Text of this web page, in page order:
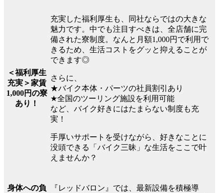
＜福利厚生
充実＞家賃
1,000円の寮
あり！
充実した福利厚生も、同社ならではの大きな
魅力です。中でも注目すべきは、全店舗に完
備された寮制度。なんと月額1,000円で利用で
きるため、生活コストをグッと抑えることが
できます◎
さらに、
★バイク本体・パーツの社員割引あり
★全国のツーリング施設を利用可能
など、バイク好きにはたまらない制度も充
実！
手厚いサポートを受けながら、好きなことに
没頭できる「バイク三昧」な生活をここで叶
えませんか？
身体への負
『レッドバロン』では、最新設備を積極導